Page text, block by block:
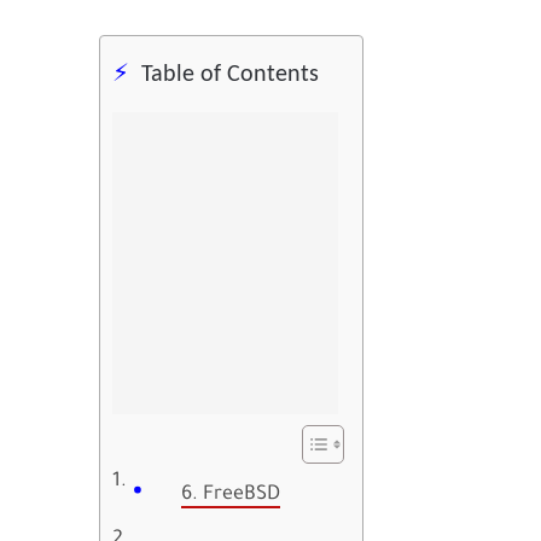
Table of Contents
6. FreeBSD